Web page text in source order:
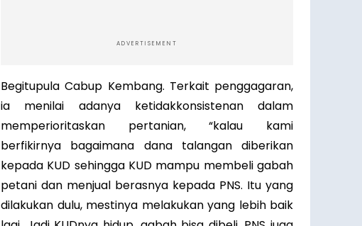
ADVERTISEMENT
Begitupula Cabup Kembang. Terkait penggagaran,
ia menilai adanya ketidakkonsistenan dalam
memperioritaskan pertanian, “kalau kami
berfikirnya bagaimana dana talangan diberikan
kepada KUD sehingga KUD mampu membeli gabah
petani dan menjual berasnya kepada PNS. Itu yang
dilakukan dulu, mestinya melakukan yang lebih baik